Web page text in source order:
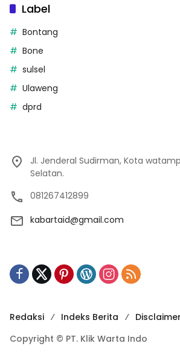
Label
Bontang
Bone
sulsel
Ulaweng
dprd
Jl. Jenderal Sudirman, Kota
Selatan.
081267412899
kabartaid@gmail.com
Redaksi Indeks Berita
Disclaimer
Copyright © PT. Klik Warta Indo